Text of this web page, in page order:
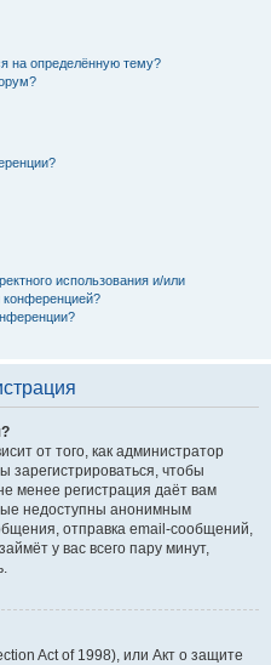
на определённую тему?
использования и/или
конференцией?
от того, как администратор
чтобы
менее регистрация даёт вам
недоступны анонимным
отправка email-сообщений,
у вас всего пару минут,
Act of 1998), или Акт о защите